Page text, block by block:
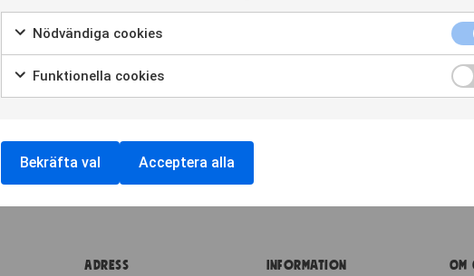
Adress Information Om
Nödvändiga cookies
Funktionella cookies
Bekräfta val Acceptera alla